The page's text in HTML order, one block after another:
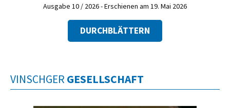
Ausgabe 10 / 2026 - Erschienen am 19. Mai 2026
DURCHBLÄTTERN
VINSCHGER GESELLSCHAFT